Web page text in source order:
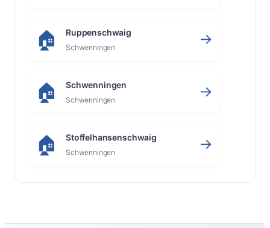
🏠 Ruppenschwaig
Schwenningen →
🏠 Schwenningen
Schwenningen →
🏠 Stoffelhansenschwaig
Schwenningen →